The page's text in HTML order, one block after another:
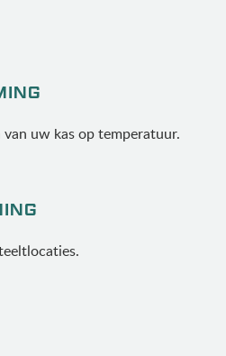
uw kas op temperatuur.